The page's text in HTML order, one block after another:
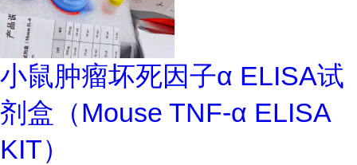
小鼠肿瘤坏死因子α ELISA试
剂盒（Mouse TNF-α ELISA
KIT）